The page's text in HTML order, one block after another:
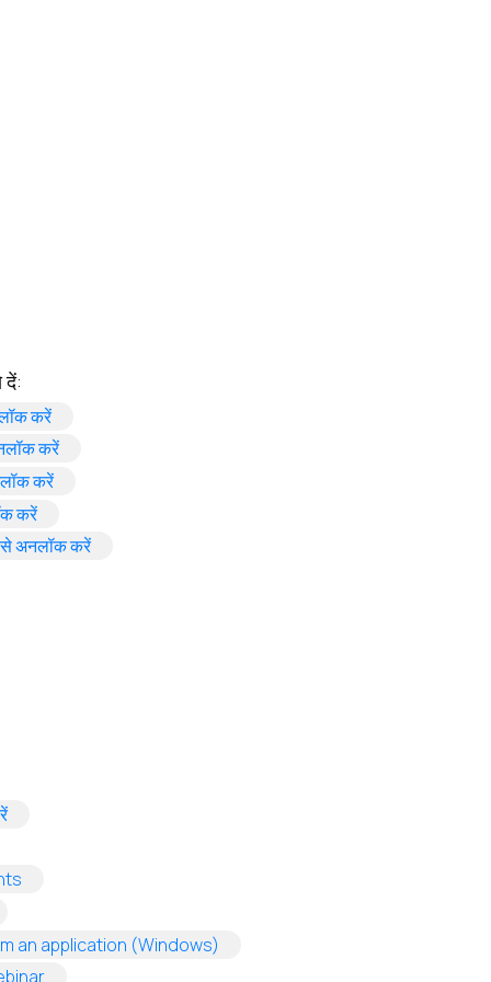
in a new tab)
a new tab)
a new tab)
tab)
दें:
करें(opens in a new tab)
करें(opens in a new tab)
करें(opens in a new tab)
करें(opens in a new tab)
अनलॉक करें(opens in a new tab)
tab)
(opens in a new tab)
tab)
an application (Windows)
(opens in a new tab)